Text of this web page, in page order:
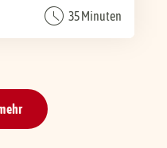
35 Minuten